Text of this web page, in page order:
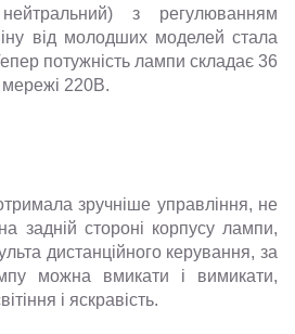
з регулюванням
від молодших моделей стала
потужність лампи складає 36
220В.
зручніше управління, не
задній стороні корпусу лампи,
дистанційного керування, за
можна вмикати і вимикати,
і яскравість.